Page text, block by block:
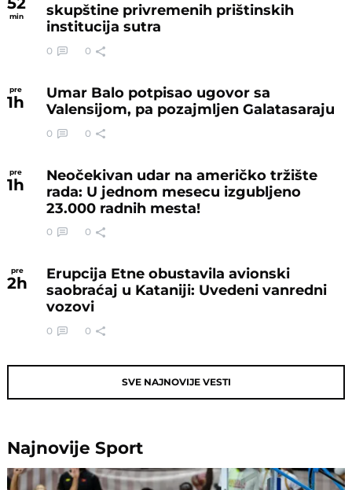
min
skupštine privremenih prištinskih
institucija sutra
0 0
pre
1h
Umar Balo potpisao ugovor sa
Valensijom, pa pozajmljen Galatasaraju
0 0
pre
1h
Neočekivan udar na američko tržište
rada: U jednom mesecu izgubljeno
23.000 radnih mesta!
0 0
pre
2h
Erupcija Etne obustavila avionski
saobraćaj u Kataniji: Uvedeni vanredni
vozovi
0 0
SVE NAJNOVIJE VESTI
NajnovijeSport